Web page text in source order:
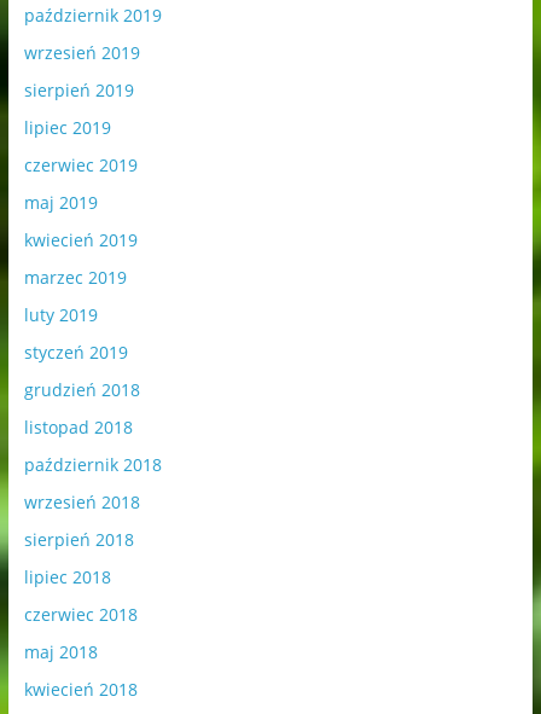
październik 2019
wrzesień 2019
sierpień 2019
lipiec 2019
czerwiec 2019
maj 2019
kwiecień 2019
marzec 2019
luty 2019
styczeń 2019
grudzień 2018
listopad 2018
październik 2018
wrzesień 2018
sierpień 2018
lipiec 2018
czerwiec 2018
maj 2018
kwiecień 2018